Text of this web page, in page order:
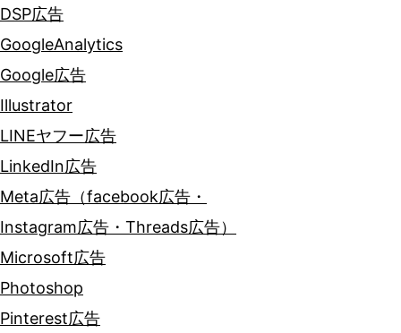
DSP広告
GoogleAnalytics
Google広告
Illustrator
LINEヤフー広告
LinkedIn広告
Meta広告（facebook広告・
Instagram広告・Threads広告）
Microsoft広告
Photoshop
Pinterest広告